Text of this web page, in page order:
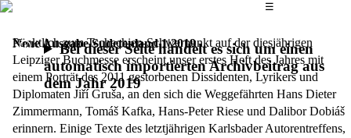
Das
☰
Bei dieser Seite handelt es sich um einen
automatisch importierten Archivbeitrag aus
dem Jahr 2019
Neue Ausgabe Sudetenland 1|2019
Pünktlich zum Tschechien-Schwerpunkt auf der diesjährigen
Leipziger Buchmesse erscheint unser erstes Heft des Jahres mit
einem Porträt des 2011 gestorbenen Dissidenten, Lyrikers und
Diplomaten Jiří Gruša, an den sich die Weggefährten Hans Dieter
Zimmermann, Tomáš Kafka, Hans-Peter Riese und Dalibor Dobiáš
erinnern. Einige Texte des letztjährigen Karlsbader Autorentreffens,